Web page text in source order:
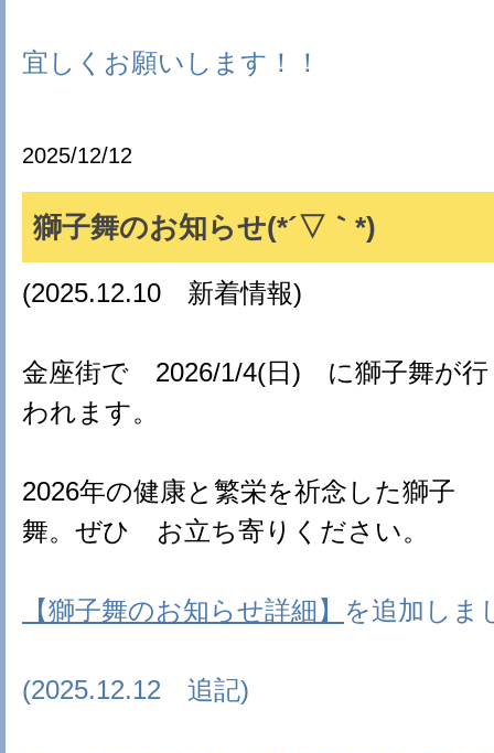
宜しくお願いします！！
2025/12/12
獅子舞のお知らせ(*´▽｀*)
(2025.12.10 新着情報)
金座街で 2026/1/4(日) に獅子舞が行
われます。
2026年の健康と繁栄を祈念した獅子
舞。ぜひ お立ち寄りください。
【獅子舞のお知らせ詳細】 を追加しま
(2025.12.12 追記)